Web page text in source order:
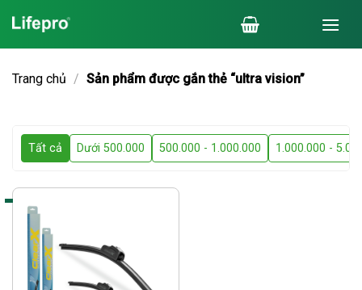
đến
nội
dung
Trang chủ / Sản phẩm được gắn thẻ “ultra vision”
Tất cả Dưới 500.000 500.000 - 1.000.000 1.000.000 -